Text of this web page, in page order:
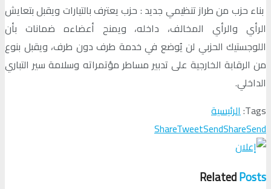
بناء حزب من طراز تنظيمي جديد : حزب يعترف بالتيارات ويقبل بتعايش
الرأي والرأي المخالف، داخله، ويمنح أعضاءه ضمانات بأن
اللوجستيك الحزبي لن يُوضع في خدمة طرف دون طرف، ويقبل بنوع
من الرقابة الخارجية على تدبير مساطر مؤتمراته وسلامة سير التباري
الداخلي.
Tags: الرئيسية
ShareTweetSendShareSend
RelatedPosts